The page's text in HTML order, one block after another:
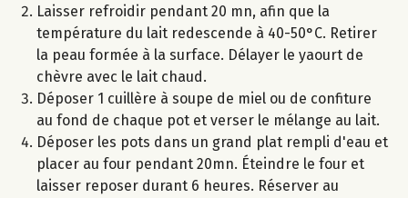
Laisser refroidir pendant 20 mn, afin que la
température du lait redescende à 40-50°C. Retirer
la peau formée à la surface. Délayer le yaourt de
chèvre avec le lait chaud.
Déposer 1 cuillère à soupe de miel ou de confiture
au fond de chaque pot et verser le mélange au lait.
Déposer les pots dans un grand plat rempli d'eau et
placer au four pendant 20mn. Éteindre le four et
laisser reposer durant 6 heures. Réserver au